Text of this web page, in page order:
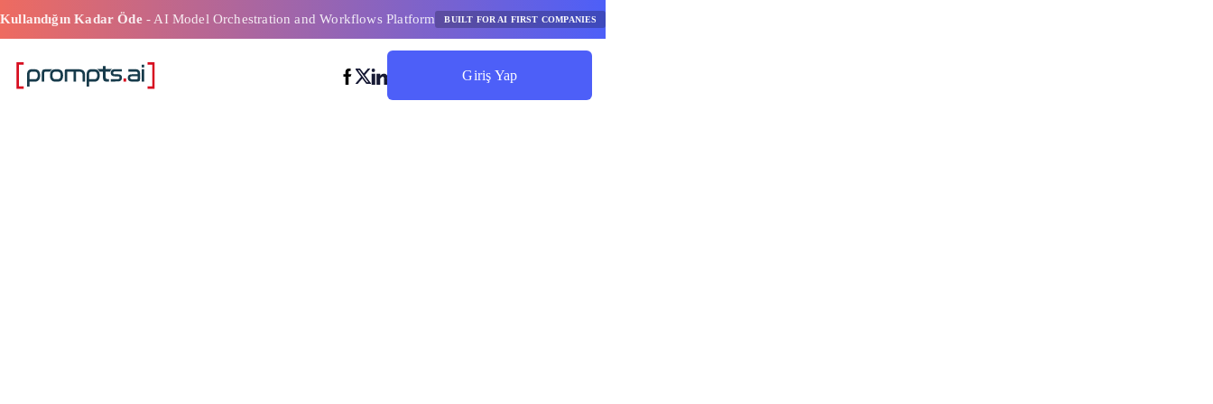
Kullandığın Kadar Öde- AI Model Orchestration and Workflows Platform BUILT FOR AI FIRST COMPANIES
Giriş Yap